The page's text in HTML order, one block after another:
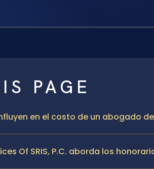
PAGE
en el costo de un abogado
Of SRIS, P.C. aborda los